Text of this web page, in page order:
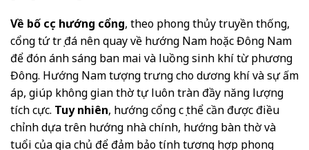
Về bố cục hướng cổng, theo phong thủy truyền thống,
cổng tứ trụ đá nên quay về hướng Nam hoặc Đông Nam
để đón ánh sáng ban mai và luồng sinh khí từ phương
Đông. Hướng Nam tượng trưng cho dương khí và sự ấm
áp, giúp không gian thờ tự luôn tràn đầy năng lượng
tích cực. Tuy nhiên, hướng cổng cụ thể cần được điều
chỉnh dựa trên hướng nhà chính, hướng bàn thờ và
tuổi của gia chủ để đảm bảo tính tương hợp phong